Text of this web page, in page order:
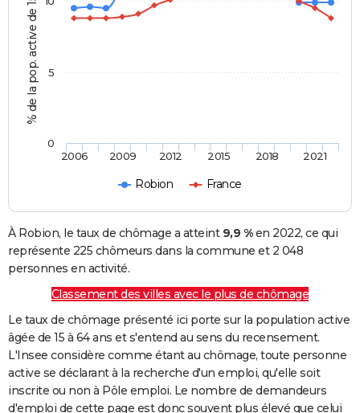
% de la pop. active de 15 - 64 ans
Robion France
2006 2009 2012 2015 2018 2021
0
5
À Robion, le taux de chômage a atteint 9,9 %en 2022, ce qui
représente 225 chômeurs dans la commune et 2 048
personnes en activité.
Classement des villes avec le plus de chômage
Le taux de chômage présenté ici porte sur la population active
âgée de 15 à 64 ans et s'entend au sens du recensement.
L'Insee considère comme étant au chômage, toute personne
active se déclarant à la recherche d'un emploi, qu'elle soit
inscrite ou non à Pôle emploi. Le nombre de demandeurs
d'emploi de cette page est donc souvent plus élevé que celui